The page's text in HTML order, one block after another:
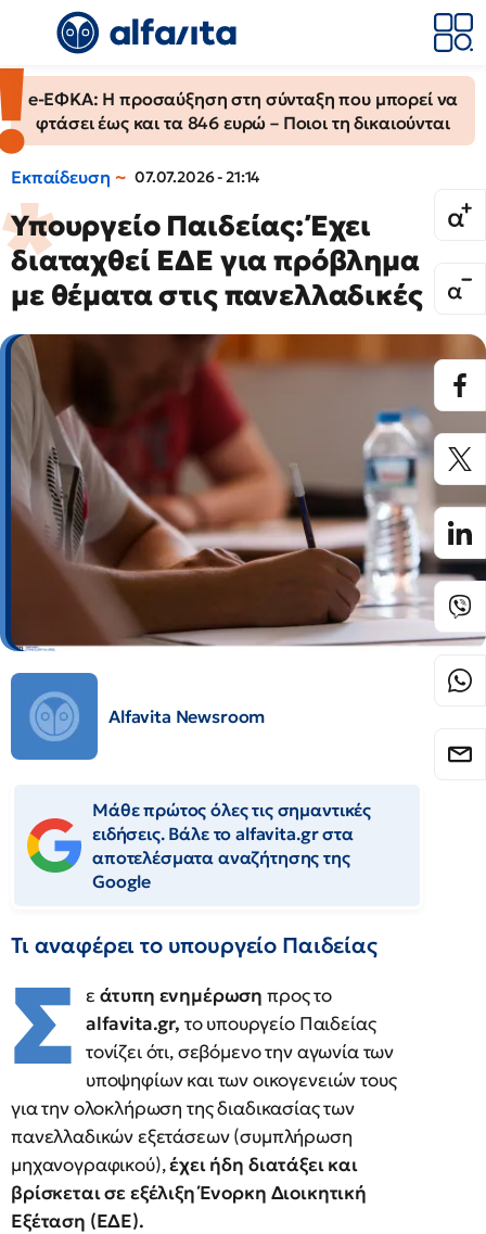
e-ΕΦΚΑ: Η προσαύξηση στη σύνταξη που μπορεί να
φτάσει έως και τα 846 ευρώ – Ποιοι τη δικαιούνται
Εκπαίδευση 07.07.2026 - 21:14
Υπουργείο Παιδείας: Έχει
διαταχθεί ΕΔΕ για πρόβλημα
με θέματα στις πανελλαδικές
Alfavita Newsroom
Μάθε πρώτος όλες τις σημαντικές
ειδήσεις. Βάλε το alfavita.gr στα
αποτελέσματα αναζήτησης της
Google
Τι αναφέρει το υπουργείο Παιδείας
Σ ε άτυπη ενημέρωση προς το
alfavita.gr, το υπουργείο Παιδείας
τονίζει ότι, σεβόμενο την αγωνία των
υποψηφίων και των οικογενειών τους
για την ολοκλήρωση της διαδικασίας των
πανελλαδικών εξετάσεων (συμπλήρωση
μηχανογραφικού),έχει ήδη διατάξει και
βρίσκεται σε εξέλιξη Ένορκη Διοικητική
Εξέταση (ΕΔΕ).